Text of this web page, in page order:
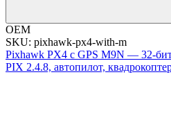
OEM
SKU: pixhawk-px4-with-m
Pixhawk PX4 с GPS M9N — 32-
PIX 2.4.8, автопилот,